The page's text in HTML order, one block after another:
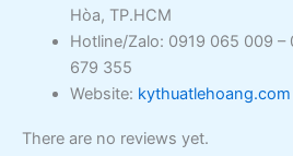
Hòa, TP.HCM
Hotline/Zalo: 0919 065 009
679 355
Website: kythuatlehoang.com
There are no reviews yet.